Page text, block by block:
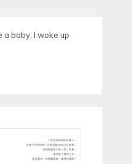
a baby. I woke up